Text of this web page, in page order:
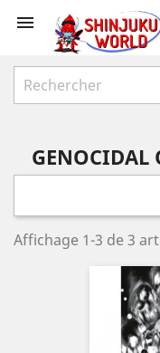

GENOCIDAL
Affichage 1-3 de 3